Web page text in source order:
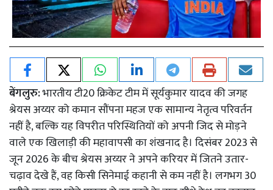
बेंगलुरु:भारतीय टी20 क्रिकेट टीम में सूर्यकुमार यादव की जगह
श्रेयस अय्यर को कमान सौंपना महज एक सामान्य नेतृत्व परिवर्तन
नहीं है, बल्कि यह विपरीत परिस्थितियों को अपनी जिद से मोड़ने
वाले एक खिलाड़ी की महावापसी का शंखनाद है। दिसंबर 2023 से
जून 2026 के बीच श्रेयस अय्यर ने अपने करियर में जितने उतार-
चढ़ाव देखे हैं, वह किसी सिनेमाई कहानी से कम नहीं है। लगभग 30